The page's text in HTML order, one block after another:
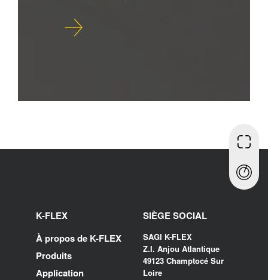
K-FLEX
À propos de K-FLEX
Produits
Application
SIÈGE SOCIAL
SAGI K-FLEX
Z.I. Anjou Atlantique
49123 Champtocé Sur
Loire